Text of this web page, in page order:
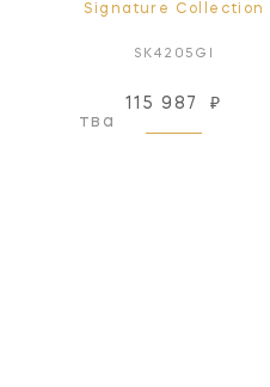
Signature Collection
SK4205GI
115 987 ₽